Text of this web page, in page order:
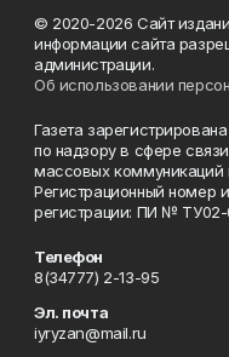
© 2020-2026 Сайт
информации сайта
администрации.
Об использовании
Газета
по надзору в сфере
массовых коммуникаций
Регистрационный номер
регистрации: ПИ № ТУ02-
Телефон
8(34777) 2-13-95
Эл. почта
iyryzan@mail.ru